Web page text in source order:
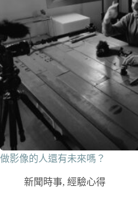
做影像的人還有未來嗎？
新聞時事, 經驗心得